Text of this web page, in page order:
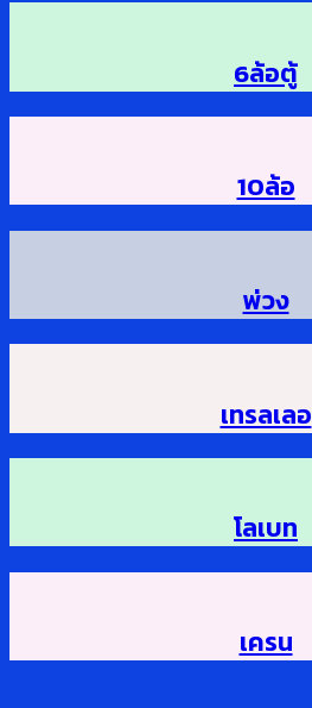
6ล้อตู้
10ล้อ
พ่วง
เทรลเลอ
โลเบท
เครน